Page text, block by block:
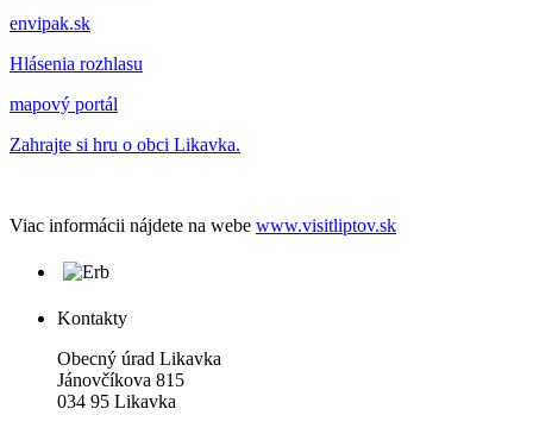
envipak.sk
Hlásenia rozhlasu
mapový portál
Zahrajte si hru o obci Likavka.
Viac informácii nájdete na webe www.visitliptov.sk
Kontakty
Obecný úrad Likavka
Jánovčíkova 815
034 95 Likavka